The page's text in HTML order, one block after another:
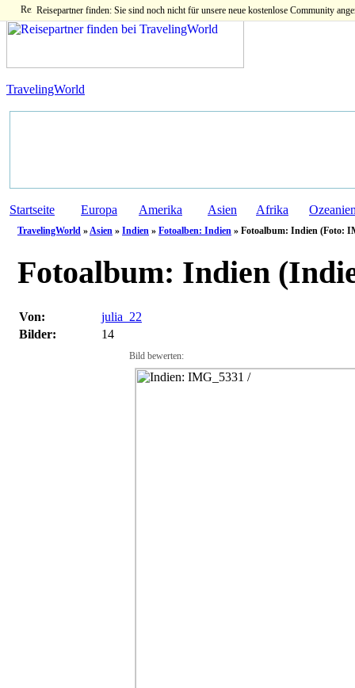
Reisepartner finden: Sie sind noch nicht für unsere neue kostenlose Community
TravelingWorld
Startseite Europa Amerika Asien Afrika
TravelingWorld »Asien » Indien » Fotoalben: Indien » Fotoalbum: Indien (Foto:
Fotoalbum: Indien
Von:
julia_22
Bilder:
14
Bild bewerten: